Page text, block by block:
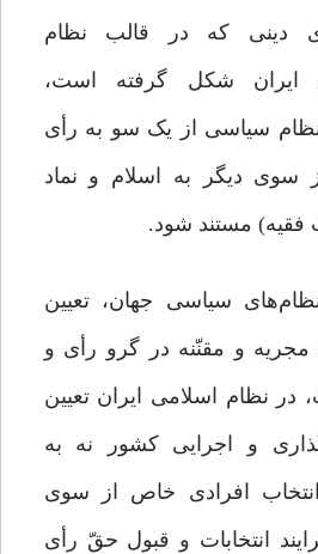
دینی که در قالب نظام
ایران شکل گرفته است،
سیاسی از یک سو به رأی
دیگر به اسلام و نماد
فقیه) مستند شود.
سیاسی جهان، تعیین
مجریه و مقنّنه در گرو رأی و
در نظام اسلامی ایران تعیین
و اجرایی کشور نه به
افرادی خاص از سوی
انتخابات و قبول حقّ رأی